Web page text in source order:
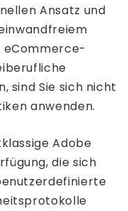
Ansatz und
eCommerce-
sind Sie sich nicht
anwenden.
Adobe
die sich